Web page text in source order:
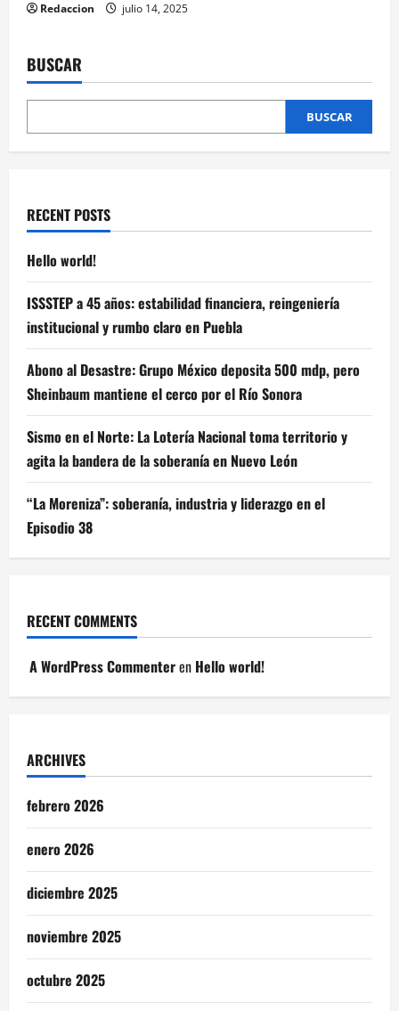
Redaccion julio 14, 2025
BUSCAR
BUSCAR
RECENT POSTS
Hello world!
ISSSTEP a 45 años: estabilidad financiera, reingeniería
institucional y rumbo claro en Puebla
Abono al Desastre: Grupo México deposita 500 mdp, pero
Sheinbaum mantiene el cerco por el Río Sonora
Sismo en el Norte: La Lotería Nacional toma territorio y
agita la bandera de la soberanía en Nuevo León
“La Moreniza”: soberanía, industria y liderazgo en el
Episodio 38
RECENT COMMENTS
A WordPress Commenteren Hello world!
ARCHIVES
febrero 2026
enero 2026
diciembre 2025
noviembre 2025
octubre 2025